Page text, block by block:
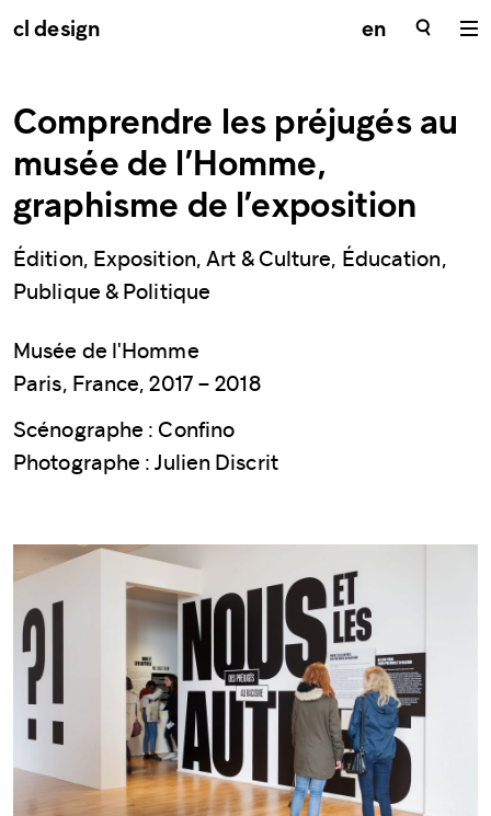
cl design en
Comprendre les préjugés au
musée de l’Homme,
graphisme de l’exposition
Édition, Exposition, Art & Culture, Éducation,
Publique & Politique
Musée de l'Homme
Paris, France, 2017 – 2018
Scénographe : Confino
Photographe : Julien Discrit